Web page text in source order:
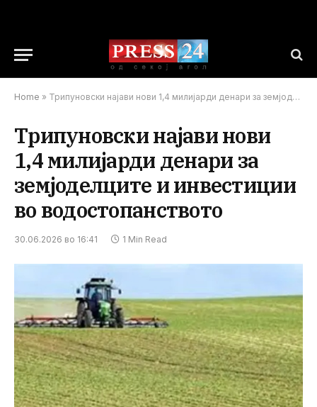
Home » Трипуновски најави нови 1,4 милијарди денари за земјоделците и инвестиции во водостопанството
Трипуновски најави нови
1,4 милијарди денари за
земјоделците и инвестиции
во водостопанството
30.06.2026 во 16:41 1 Min Read